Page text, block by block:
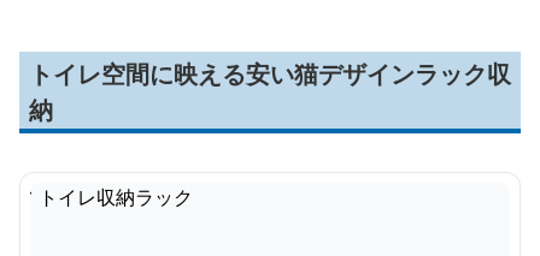
トイレ空間に映える安い猫デザインラック収
納